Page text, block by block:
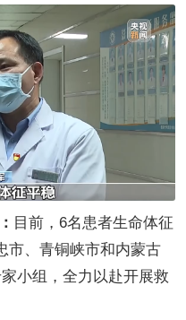
目前，6名患者生命体征
市、青铜峡市和内蒙古
小组，全力以赴开展救